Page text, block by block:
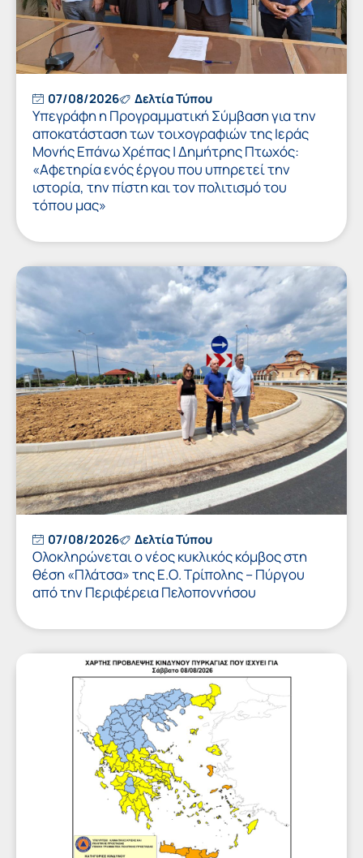
07/08/2026 Δελτία Τύπου
Υπεγράφη η Προγραμματική Σύμβαση για την
αποκατάσταση των τοιχογραφιών της Ιεράς
Μονής Επάνω Χρέπας | Δημήτρης Πτωχός:
«Αφετηρία ενός έργου που υπηρετεί την
ιστορία, την πίστη και τον πολιτισμό του
τόπου μας»
07/08/2026 Δελτία Τύπου
Ολοκληρώνεται ο νέος κυκλικός κόμβος στη
θέση «Πλάτσα» της Ε.Ο. Τρίπολης – Πύργου
από την Περιφέρεια Πελοποννήσου